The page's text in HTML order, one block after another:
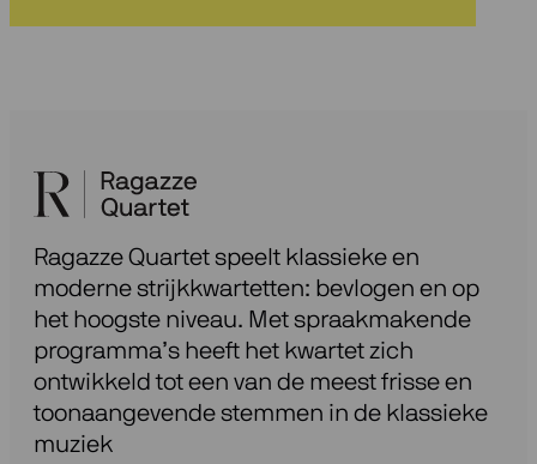
Ragazze Quartet speelt klassieke en
moderne strijkkwartetten: bevlogen en op
het hoogste niveau. Met spraakmakende
programma’s heeft het kwartet zich
ontwikkeld tot een van de meest frisse en
toonaangevende stemmen in de klassieke
muziek